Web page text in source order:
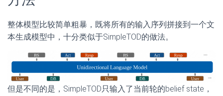
整体模型比较简单粗暴，既将所有的输入序列拼接到一个文
本生成模型中，十分类似于SimpleTOD的做法。
但是不同的是，SimpleTOD只输入了当前轮的belief state，